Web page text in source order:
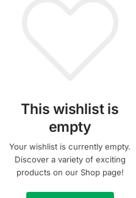
This wishlist is
empty
Your wishlist is currently empty.
Discover a variety of exciting
products on our Shop page!